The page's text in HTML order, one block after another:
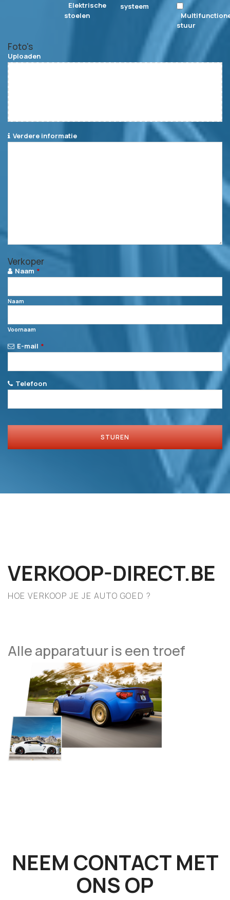
Elektrische
stoelen
systeem
stuur
Foto's
Uploaden
Verdere informatie
Business
Email *
Verkoper
Naam *
Naam
Voornaam
E-mail *
Telefoon
STUREN
VERKOOP-DIRECT.BE
HOE VERKOOP JE JE AUTO GOED ?
Alle apparatuur is een troef
NEEM CONTACT MET
ONS OP